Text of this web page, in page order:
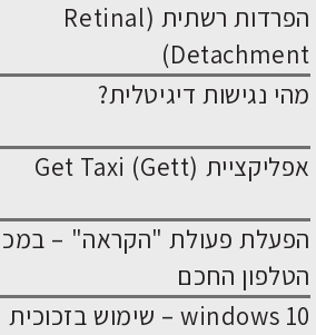
הפרדות רשתית (Retinal
Detachment)
מהי נגישות דיגיטלית?
אפליקציית Get Taxi (Gett)
הפעלת פעולת "הקראה" –
הטלפון החכם
windows 10 – שימוש בזכוכית